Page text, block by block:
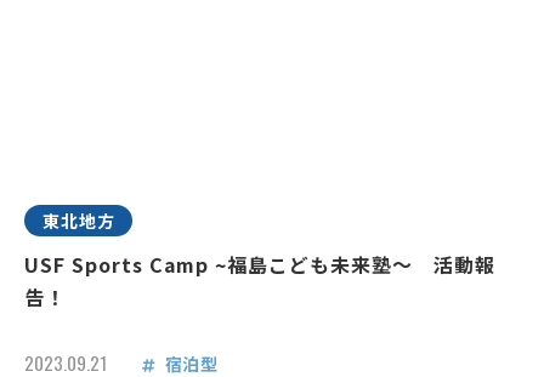
東北地方
USF Sports Camp ~福島こども未来塾～ 活動報
告！
2023.09.21 宿泊型